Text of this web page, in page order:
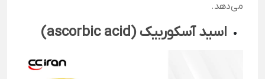
می‌دهد.
اسید آسکوربیک (ascorbic acid)